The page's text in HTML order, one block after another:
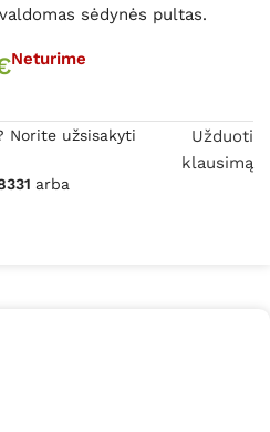
sėdynės pultas.
Neturime
Norite užsisakyti
arba
Užduoti
klausimą